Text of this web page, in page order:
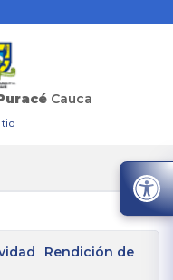
Cauca
Rendición de